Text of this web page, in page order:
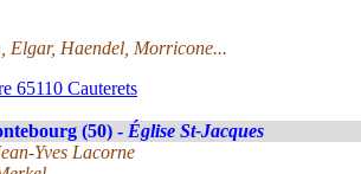
Elgar, Haendel, Morricone...
65110 Cauterets
(50) - Église St-Jacques
Yves Lacorne